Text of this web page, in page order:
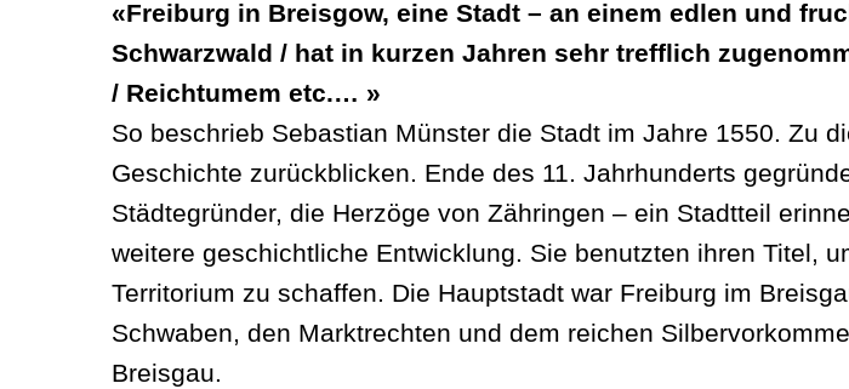
«Freiburg in Breisgow, eine Stadt – an einem edlen und
Schwarzwald / hat in kurzen Jahren sehr trefflich
/ Reichtumem etc.… »
So beschrieb Sebastian Münster die Stadt im Jahre 1550. Zu
Geschichte zurückblicken. Ende des 11. Jahrhunderts
Städtegründer, die Herzöge von Zähringen – ein Stadtteil
weitere geschichtliche Entwicklung. Sie benutzten ihren Titel,
Territorium zu schaffen. Die Hauptstadt war Freiburg im
Schwaben, den Marktrechten und dem reichen
Breisgau.